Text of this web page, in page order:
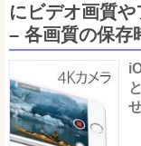
にビデオ画質
– 各画質の保存